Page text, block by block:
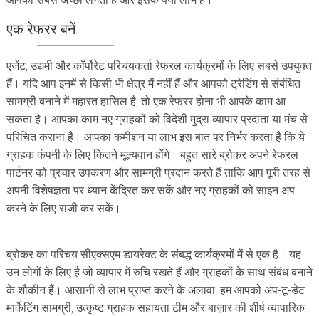
एक रेफरर बनें
एजेंट, उद्यमी और कॉर्पोरेट परिचयकर्ता रेफरल कार्यक्रमों के लिए सबसे उपयुक्त
हैं। यदि आप इनमें से किसी भी क्षेत्र में नहीं हैं और आपको ट्रेडिंग से संबंधित
सामग्री बनाने में महारत हासिल है, तो एक रेफरर होना भी आपके काम आ
सकता है। आपका काम नए ग्राहकों को विदेशी मुद्रा व्यापार प्रदाता या मंच से
परिचित कराना है। आपका कमीशन या लाभ इस बात पर निर्भर करता है कि ये
ग्राहक कंपनी के लिए कितने मूल्यवान होंगे। बहुत सारे ब्रोकर अपने रेफरल
पार्टनर को प्रचार उपकरण और सामग्री प्रदान करते हैं ताकि आप पूरी तरह से
अपनी विशेषज्ञता पर ध्यान केंद्रित कर सकें और नए ग्राहकों को साइन अप
करने के लिए राजी कर सकें।
ब्रोकर का परिचय सीएक्सएम डायरेक्ट के संबद्ध कार्यक्रमों में से एक है। यह
उन लोगों के लिए है जो व्यापार में रुचि रखते हैं और ग्राहकों के साथ संबंध बनाने
के शौकीन हैं। आसानी से लाभ प्राप्त करने के अलावा, हम आपको अप-टू-डेट
मार्केटिंग सामग्री, उत्कृष्ट ग्राहक सहायता टीम और बाज़ार की शीर्ष व्यापारिक